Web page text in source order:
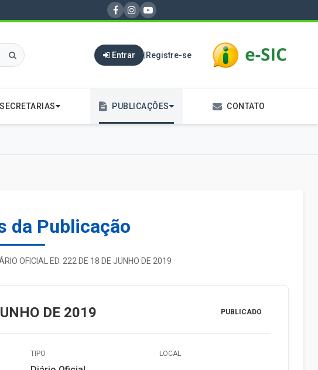
Entrar | Registre-se
SECRETARIAS PUBLICAÇÕES CONTATO
da Publicação
OFICIAL ED. 222 DE 18 DE JUNHO DE 2019
DE 2019 PUBLICADO
TIPO LOCAL